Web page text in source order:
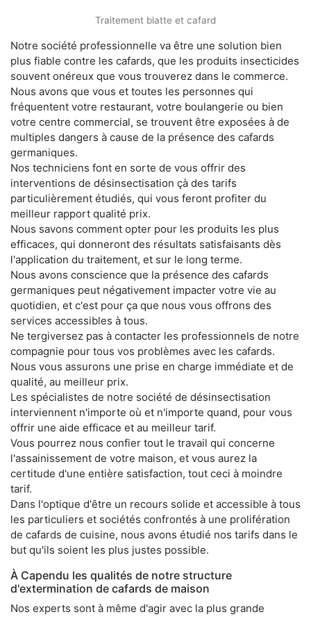
Traitement blatte et cafard
Notre société professionnelle va être une solution bien
plus fiable contre les cafards, que les produits insecticides
souvent onéreux que vous trouverez dans le commerce.
Nous avons que vous et toutes les personnes qui
fréquentent votre restaurant, votre boulangerie ou bien
votre centre commercial, se trouvent être exposées à de
multiples dangers à cause de la présence des cafards
germaniques.
Nos techniciens font en sorte de vous offrir des
interventions de désinsectisation çà des tarifs
particulièrement étudiés, qui vous feront profiter du
meilleur rapport qualité prix.
Nous savons comment opter pour les produits les plus
efficaces, qui donneront des résultats satisfaisants dès
l'application du traitement, et sur le long terme.
Nous avons conscience que la présence des cafards
germaniques peut négativement impacter votre vie au
quotidien, et c'est pour ça que nous vous offrons des
services accessibles à tous.
Ne tergiversez pas à contacter les professionnels de notre
compagnie pour tous vos problèmes avec les cafards.
Nous vous assurons une prise en charge immédiate et de
qualité, au meilleur prix.
Les spécialistes de notre société de désinsectisation
interviennent n'importe où et n'importe quand, pour vous
offrir une aide efficace et au meilleur tarif.
Vous pourrez nous confier tout le travail qui concerne
l'assainissement de votre maison, et vous aurez la
certitude d'une entière satisfaction, tout ceci à moindre
tarif.
Dans l'optique d'être un recours solide et accessible à tous
les particuliers et sociétés confrontés à une prolifération
de cafards de cuisine, nous avons étudié nos tarifs dans le
but qu'ils soient les plus justes possible.
À Capendu les qualités de notre structure
d'extermination de cafards de maison
Nos experts sont à même d'agir avec la plus grande